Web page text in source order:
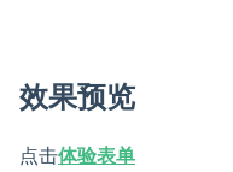
效果预览
点击体验表单